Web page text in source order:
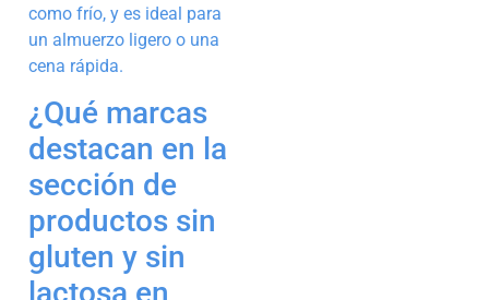
como frío, y es ideal para
un almuerzo ligero o una
cena rápida.
¿Qué marcas
destacan en la
sección de
productos sin
gluten y sin